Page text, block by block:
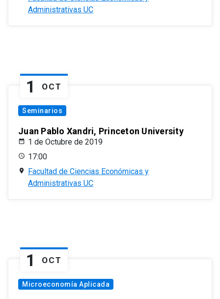
Administrativas UC
1 OCT
Seminarios
Juan Pablo Xandri, Princeton University
1 de Octubre de 2019
17:00
Facultad de Ciencias Económicas y
Administrativas UC
1 OCT
Microeconomía Aplicada